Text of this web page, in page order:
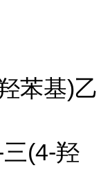
苯基)乙
(4-羟